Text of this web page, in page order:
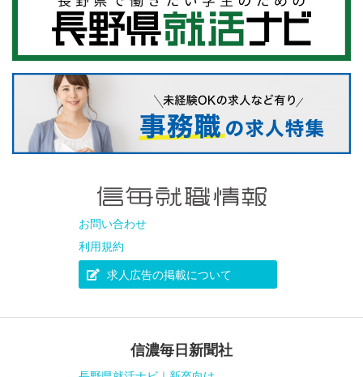
お問い合わせ
利用規約
求人広告の掲載について
信濃毎日新聞社